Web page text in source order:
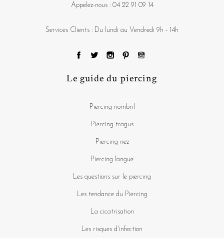
Appelez-nous : 04 22 91 09 14
Services Clients : Du lundi au Vendredi 9h - 14h
Le guide du piercing
Piercing nombril
Piercing tragus
Piercing nez
Piercing langue
Les questions sur le piercing
Les tendance du Piercing
La cicatrisation
Les risques d'infection